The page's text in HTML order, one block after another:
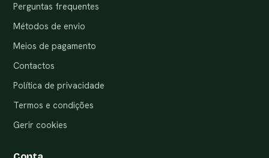
Perguntas frequentes
Métodos de envio
Meios de pagamento
Contactos
Política de privacidade
Termos e condições
Gerir cookies